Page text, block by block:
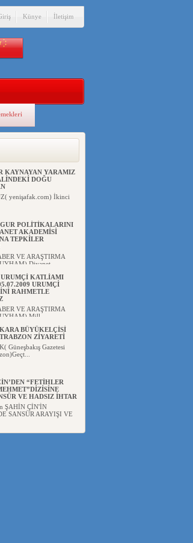
Künye İletişim
BAŞKANI
: DOĞU
BİZİM KIRMIZI
VE ARAŞTIRMA
KAYNAYAN YARAMIZ
DOĞU
yenişafak.com) İkinci
POLİTİKALARINI
AKADEMİSİ
TEPKİLER
VE ARAŞTIRMA
Diyanet
URUMÇİ KATLİAMI
URUMÇİ
RAHMETLE
VE ARAŞTIRMA
Mill...
BÜYÜKELÇİSİ
ZİYARETİ
Güneşbakış Gazetesi
“FETİHLER
VE HADSIZ İHTAR
ŞAHİN ÇİN'İN
SANSÜR ARAYIŞI VE
İLÇE BAŞKANI :